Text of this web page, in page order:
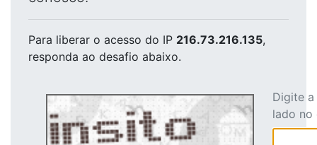
Para liberar o acesso do IP 216.73.216.135,
responda ao desafio abaixo.
Digite
lado no